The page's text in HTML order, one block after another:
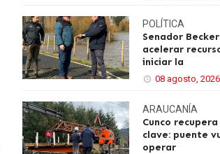
POLÍTICA
Senador
acelerar
iniciar la
08 agosto, 2026
ARAUCANÍA
Cunco
clave: puente
operar